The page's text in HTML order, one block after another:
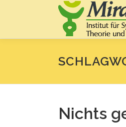
Nichts